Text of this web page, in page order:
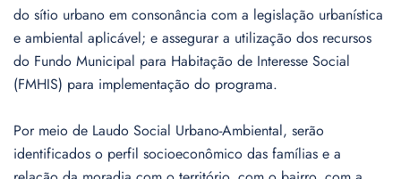
do sítio urbano em consonância com a legislação urbanística
e ambiental aplicável; e assegurar a utilização dos recursos
do Fundo Municipal para Habitação de Interesse Social
(FMHIS) para implementação do programa.
Por meio de Laudo Social Urbano-Ambiental, serão
identificados o perfil socioeconômico das famílias e a